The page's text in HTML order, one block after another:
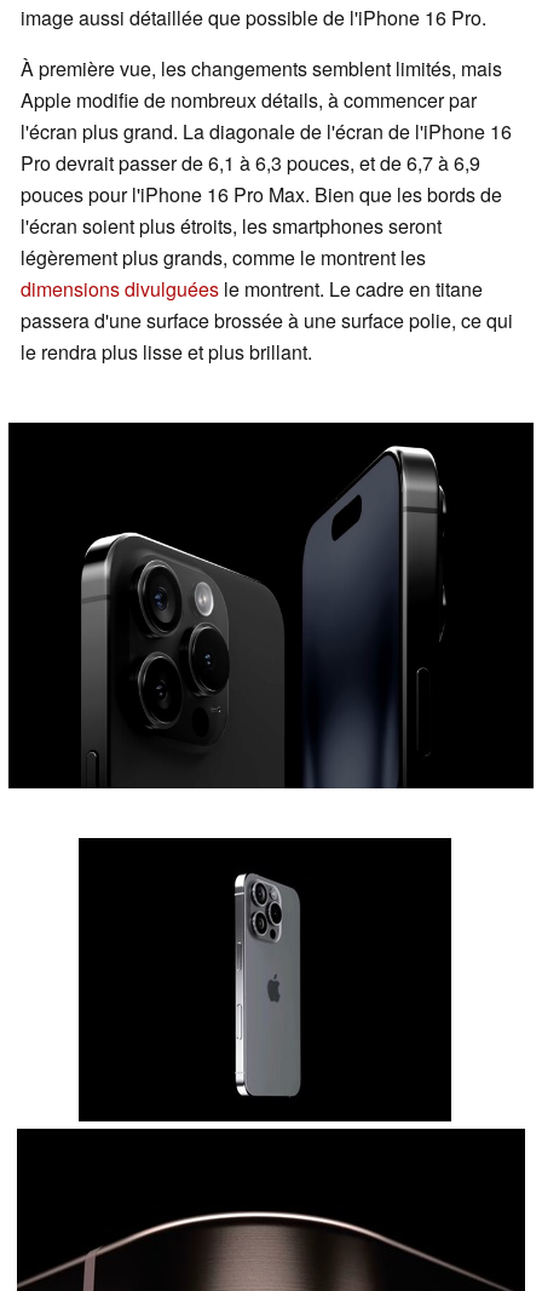
image aussi détaillée que possible de l'iPhone 16 Pro.
À première vue, les changements semblent limités, mais
Apple modifie de nombreux détails, à commencer par
l'écran plus grand. La diagonale de l'écran de l'iPhone 16
Pro devrait passer de 6,1 à 6,3 pouces, et de 6,7 à 6,9
pouces pour l'iPhone 16 Pro Max. Bien que les bords de
l'écran soient plus étroits, les smartphones seront
légèrement plus grands, comme le montrent les
dimensions divulguées le montrent. Le cadre en titane
passera d'une surface brossée à une surface polie, ce qui
le rendra plus lisse et plus brillant.